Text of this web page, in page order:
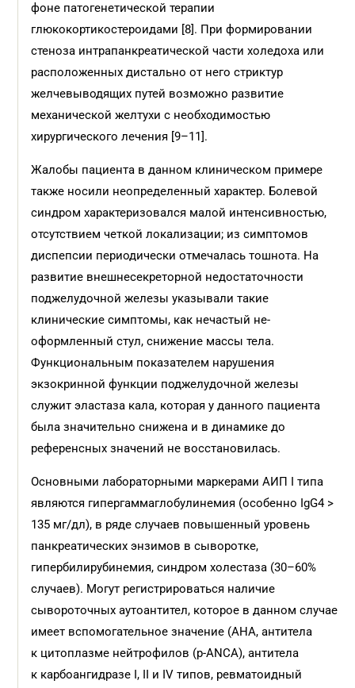
фоне патогенетической терапии
глюкокортикостероидами [8]. При формировании
стеноза интрапанкреатической части холедоха или
расположенных дистально от него стриктур
желчевыводящих путей возможно развитие
механической желтухи с необходимостью
хирургического лечения [9–11].
Жалобы пациента в данном клиническом примере
также носили неопределенный характер. Болевой
синдром характеризовался малой интенсивностью,
отсутствием четкой локализации; из симптомов
диспепсии периодически отмечалась тошнота. На
развитие внешнесекреторной недостаточности
поджелудочной железы указывали такие
клинические симптомы, как нечастый не­
оформленный стул, снижение массы тела.
Функциональным показателем нарушения
экзокринной функции поджелудочной железы
служит эластаза кала, которая у данного пациента
была значительно снижена и в динамике до
референсных значений не восстановилась.
Основными лабораторными маркерами АИП I типа
являются гипергаммаглобулинемия (особенно IgG4 >
135 мг/дл), в ряде случаев повышенный уровень
панкреатических энзимов в сыворотке,
гипербилирубинемия, синдром холестаза (30–60%
случаев). Могут регистрироваться наличие
сывороточных аутоантител, которое в данном случае
имеет вспомогательное значение (АНА, антитела
к цитоплазме нейтрофилов (p-ANCA), антитела
к карбоангидразе I, II и IV типов, ревматоидный